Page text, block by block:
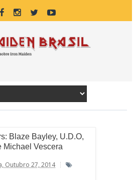
Blaze Bayley, U.D.O,
Michael Vescera
Outubro 27, 2014